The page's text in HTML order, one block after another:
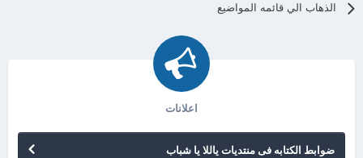
الذهاب الي قائمه المواضيع
اعلانات
ضوابط الكتابه فى منتديات ياللا يا شباب